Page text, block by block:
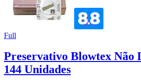
Full
Preservativo Blowtex Não
144 Unidades